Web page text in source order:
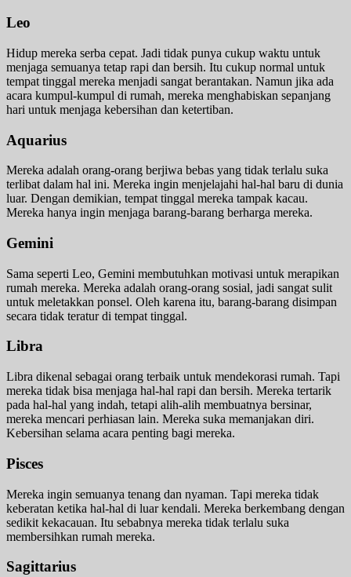
Leo
Hidup mereka serba cepat. Jadi tidak punya cukup waktu untuk
menjaga semuanya tetap rapi dan bersih. Itu cukup normal untuk
tempat tinggal mereka menjadi sangat berantakan. Namun jika ada
acara kumpul-kumpul di rumah, mereka menghabiskan sepanjang
hari untuk menjaga kebersihan dan ketertiban.
Aquarius
Mereka adalah orang-orang berjiwa bebas yang tidak terlalu suka
terlibat dalam hal ini. Mereka ingin menjelajahi hal-hal baru di dunia
luar. Dengan demikian, tempat tinggal mereka tampak kacau.
Mereka hanya ingin menjaga barang-barang berharga mereka.
Gemini
Sama seperti Leo, Gemini membutuhkan motivasi untuk merapikan
rumah mereka. Mereka adalah orang-orang sosial, jadi sangat sulit
untuk meletakkan ponsel. Oleh karena itu, barang-barang disimpan
secara tidak teratur di tempat tinggal.
Libra
Libra dikenal sebagai orang terbaik untuk mendekorasi rumah. Tapi
mereka tidak bisa menjaga hal-hal rapi dan bersih. Mereka tertarik
pada hal-hal yang indah, tetapi alih-alih membuatnya bersinar,
mereka mencari perhiasan lain. Mereka suka memanjakan diri.
Kebersihan selama acara penting bagi mereka.
Pisces
Mereka ingin semuanya tenang dan nyaman. Tapi mereka tidak
keberatan ketika hal-hal di luar kendali. Mereka berkembang dengan
sedikit kekacauan. Itu sebabnya mereka tidak terlalu suka
membersihkan rumah mereka.
Sagittarius